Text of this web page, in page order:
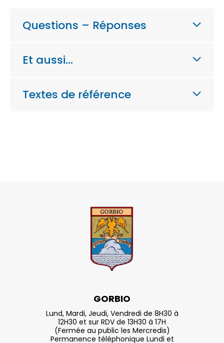
Questions – Réponses
Et aussi…
Textes de référence
GORBIO
Lund, Mardi, Jeudi, Vendredi de 8H30 à
12H30 et sur RDV de 13H30 à 17H
(Fermée au public les Mercredis)
Permanence téléphonique Lundi et